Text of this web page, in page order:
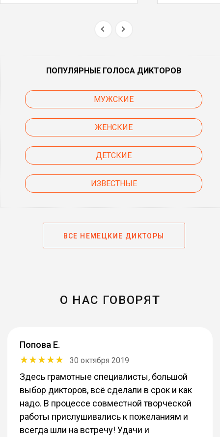
ПОПУЛЯРНЫЕ ГОЛОСА ДИКТОРОВ
МУЖСКИЕ
ЖЕНСКИЕ
ДЕТСКИЕ
ИЗВЕСТНЫЕ
ВСЕ НЕМЕЦКИЕ ДИКТОРЫ
О НАС ГОВОРЯТ
Попова Е.
30 октября 2019
Здесь грамотные специалисты, большой
выбор дикторов, всё сделали в срок и как
надо. В процессе совместной творческой
работы прислушивались к пожеланиям и
всегда шли на встречу! Удачи и